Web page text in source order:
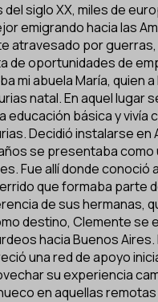
Facebook
del siglo XX, miles de
emigrando hacia las
atravesado por
de oportunidades de
mi abuela María, quien
natal. En aquel lugar
educación básica y vivía
Decidió instalarse en
se presentaba
Fue allí donde conoció
que formaba parte
de sus hermanas,
destino, Clemente se
hacia Buenos
una red de apoyo
su experiencia
en aquellas